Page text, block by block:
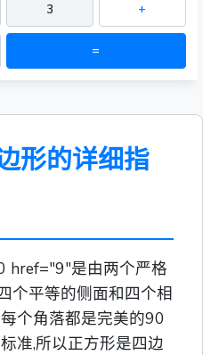
3 +
=
形的详细指
href="9"是由两个严格
个平等的侧面和四个相
个角落都是完美的90
准,所以正方形是四边